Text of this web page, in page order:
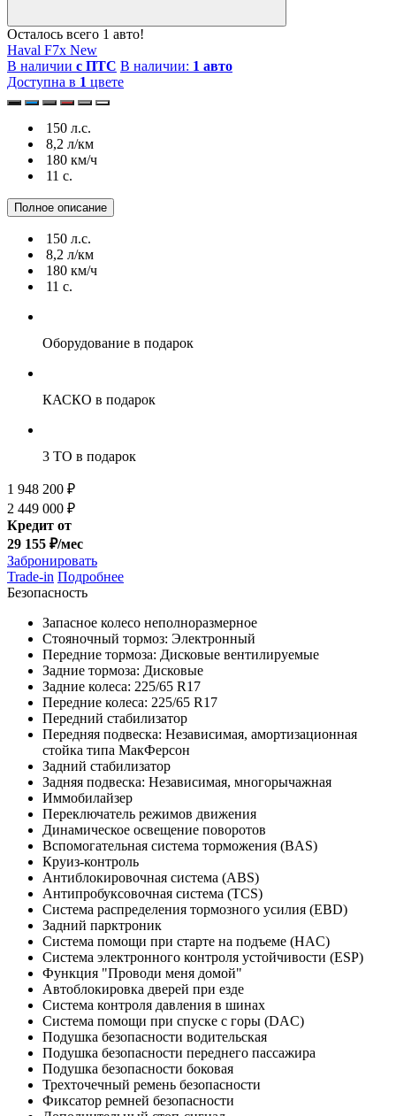
Осталось всего 1 авто!
Haval F7x New
В наличии с ПТС В наличии: 1 авто
Доступна в 1 цвете
150 л.с.
8,2 л/км
180 км/ч
11 c.
Полное описание
150 л.с.
8,2 л/км
180 км/ч
11 c.
Оборудование в подарок
КАСКО в подарок
3 ТО в подарок
1 948 200 ₽
2 449 000 ₽
Кредит от
29 155 ₽/мес
Забронировать
Trade-in Подробнее
Безопасность
Запасное колесо неполноразмерное
Стояночный тормоз: Электронный
Передние тормоза: Дисковые вентилируемые
Задние тормоза: Дисковые
Задние колеса: 225/65 R17
Передние колеса: 225/65 R17
Передний стабилизатор
Передняя подвеска: Независимая, амортизационная
стойка типа МакФерсон
Задний стабилизатор
Задняя подвеска: Независимая, многорычажная
Иммобилайзер
Переключатель режимов движения
Динамическое освещение поворотов
Вспомогательная система торможения (BAS)
Круиз-контроль
Антиблокировочная система (ABS)
Антипробуксовочная система (TCS)
Система распределения тормозного усилия (EBD)
Задний парктроник
Система помощи при старте на подъеме (HAC)
Система электронного контроля устойчивости (ESP)
Функция "Проводи меня домой"
Автоблокировка дверей при езде
Система контроля давления в шинах
Система помощи при спуске с горы (DAC)
Подушка безопасности водительская
Подушка безопасности переднего пассажира
Подушка безопасности боковая
Трехточечный ремень безопасности
Фиксатор ремней безопасности